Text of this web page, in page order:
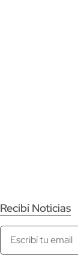
Recibí Noticias